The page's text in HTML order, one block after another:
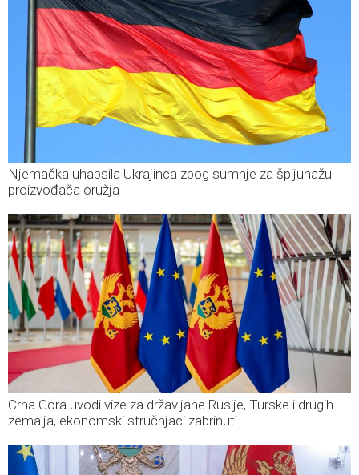
Njemačka uhapsila Ukrajinca zbog sumnje za špijunažu
proizvođača oružja
Crna Gora uvodi vize za državljane Rusije, Turske i drugih
zemalja, ekonomski stručnjaci zabrinuti